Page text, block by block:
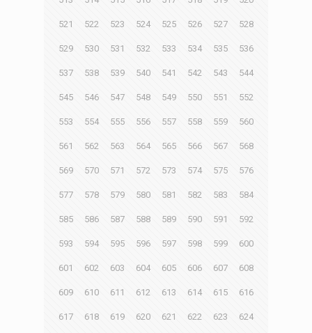
521 522 523 524 525 526 527 528
529 530 531 532 533 534 535 536
537 538 539 540 541 542 543 544
545 546 547 548 549 550 551 552
553 554 555 556 557 558 559 560
561 562 563 564 565 566 567 568
569 570 571 572 573 574 575 576
577 578 579 580 581 582 583 584
585 586 587 588 589 590 591 592
593 594 595 596 597 598 599 600
601 602 603 604 605 606 607 608
609 610 611 612 613 614 615 616
617 618 619 620 621 622 623 624